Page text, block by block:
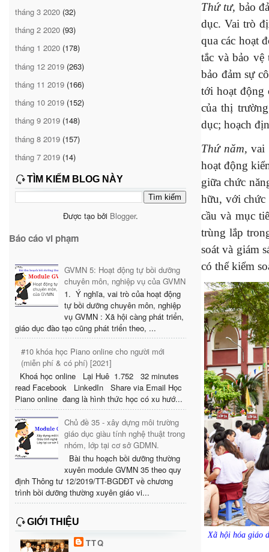
tháng 3 2020 (32)
tháng 2 2020 (93)
tháng 1 2020 (178)
tháng 12 2019 (263)
tháng 11 2019 (166)
tháng 10 2019 (152)
tháng 9 2019 (148)
tháng 8 2019 (157)
tháng 7 2019 (14)
TÌM KIẾM BLOG NÀY
Được tạo bởi Blogger.
Báo cáo vi phạm
GVMN 5: Hoạt động tự bồi dưỡng
chuyên môn, nghiệp vụ của GVMN
1. Ý nghĩa, vai trò của hoạt động
tự bồi dưỡng chuyên môn, nghiệp
vụ GVMN : Xã hội càng phát triển,
giáo dục đào tạo cũng phát triển theo, ...
#10 khóa học Piano online cho người mới
(miễn phí & có phí) [2021]
Khoá học online Lại Huê 1.752 32 minutes
read Facebook LinkedIn Share via Email Học
Piano online đang là hình thức học có xu hướ...
Chủ đề 35 - xây dựng môi trường
giáo dục giàu tính nghệ thuật trong
nhóm, lớp tại cơ sở GDMN.
Bài thu hoạch bồi dưỡng thường
xuyên module GVMN 35 theo quy
định Thông tư 12/2019/TT-BGDĐT về chương
trình bồi dưỡng thường xuyên giáo vi...
GIỚI THIỆU
TTQ
Thứ tư, bảo
dục. Vai trò
qua các hoạt
tắc và bảo
bảo đảm sự
tới hoạt động
của thị
dục; hoạch
Thứ năm,vai
hoạt động
giữa chức
hữu, với chức
cầu và mục
trùng lắp
soát và giám
có thể kiểm
Xã hội hóa giáo